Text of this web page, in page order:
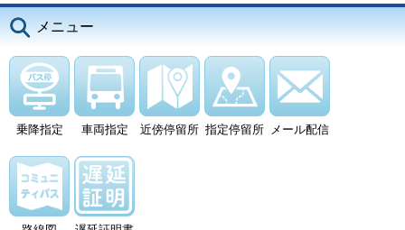
メニュー
乗降指定 車両指定 近傍停留所 指定停留所 メール配信